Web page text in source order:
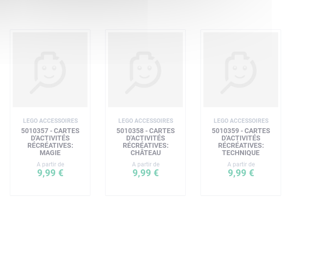
LEGO ACCESSOIRES
5010357 - CARTES
D'ACTIVITÉS
RÉCRÉATIVES:
MAGIE
A partir de
9,99 €
LEGO ACCESSOIRES
5010358 - CARTES
D'ACTIVITÉS
RÉCRÉATIVES:
CHÂTEAU
A partir de
9,99 €
LEGO ACCESSOIRES
5010359 - CARTES
D'ACTIVITÉS
RÉCRÉATIVES:
TECHNIQUE
A partir de
9,99 €